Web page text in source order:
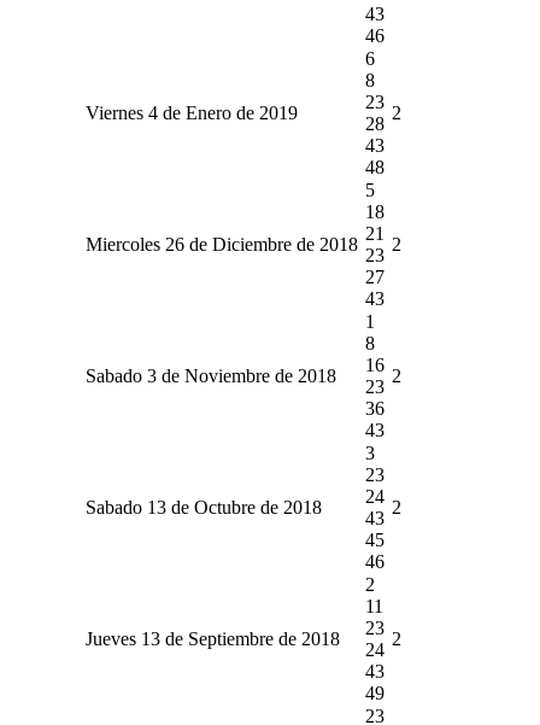
43
46
Viernes 4 de Enero de 2019
6
8
23
28
43
48
2
Miercoles 26 de Diciembre de 2018
5
18
21
23
27
43
2
Sabado 3 de Noviembre de 2018
1
8
16
23
36
43
2
Sabado 13 de Octubre de 2018
3
23
24
43
45
46
2
Jueves 13 de Septiembre de 2018
2
11
23
24
43
49
2
23